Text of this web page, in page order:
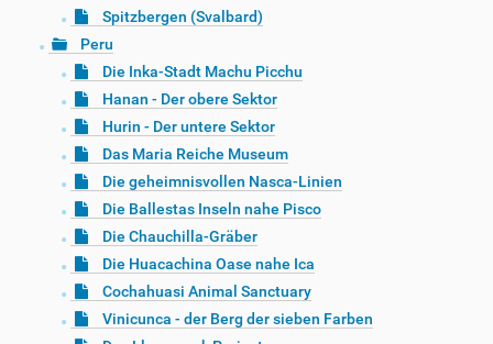
Spitzbergen (Svalbard)
Peru
Die Inka-Stadt Machu Picchu
Hanan - Der obere Sektor
Hurin - Der untere Sektor
Das Maria Reiche Museum
Die geheimnisvollen Nasca-Linien
Die Ballestas Inseln nahe Pisco
Die Chauchilla-Gräber
Die Huacachina Oase nahe Ica
Cochahuasi Animal Sanctuary
Vinicunca - der Berg der sieben Farben